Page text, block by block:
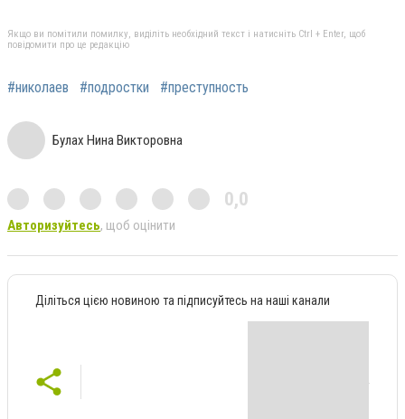
Якщо ви помітили помилку, виділіть необхідний текст і натисніть Ctrl + Enter, щоб
повідомити про це редакцію
#николаев #подростки #преступность
Булах Нина Викторовна
0,0
Авторизуйтесь, щоб оцінити
Діліться цією новиною та підписуйтесь на наші канали